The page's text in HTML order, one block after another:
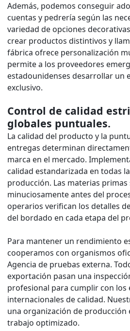
Además, podemos conseguir
cuentas y pedrería según las
variedad de opciones
crear productos distintivos y
fábrica ofrece personalización
permite a los proveedores
estadounidenses desarrollar un
exclusivo.
Control de calidad
globales puntuales.
La calidad del producto y la
entregas determinan
marca en el mercado.
calidad estandarizada en todas
producción. Las materias primas
minuciosamente antes del
operarios verifican los detalles
del bordado en cada etapa del
Para mantener un rendimiento
cooperamos con organismos
Agencia de pruebas externa.
exportación pasan una
profesional para cumplir con los
internacionales de calidad.
una organización de producción
trabajo optimizado.